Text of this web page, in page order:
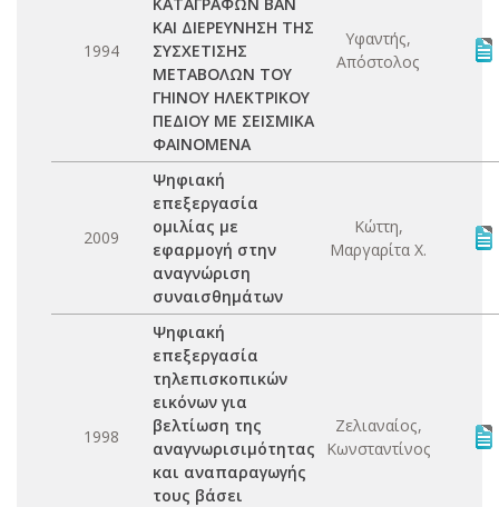
1994
ΚΑΙ ΔΙΕΡΕΥΝΗΣΗ ΤΗΣ
ΣΥΣΧΕΤΙΣΗΣ
ΜΕΤΑΒΟΛΩΝ ΤΟΥ
ΓΗΙΝΟΥ ΗΛΕΚΤΡΙΚΟΥ
ΠΕΔΙΟΥ ΜΕ ΣΕΙΣΜΙΚΑ
ΦΑΙΝΟΜΕΝΑ
Υφαντής,
Απόστολος
2009
Ψηφιακή
επεξεργασία
ομιλίας με
εφαρμογή στην
αναγνώριση
συναισθημάτων
Κώττη,
Μαργαρίτα Χ.
1998
Ψηφιακή
επεξεργασία
τηλεπισκοπικών
εικόνων για
βελτίωση της
αναγνωρισιμότητας
και αναπαραγωγής
τους βάσει
Ζελιαναίος,
Κωνσταντίνος